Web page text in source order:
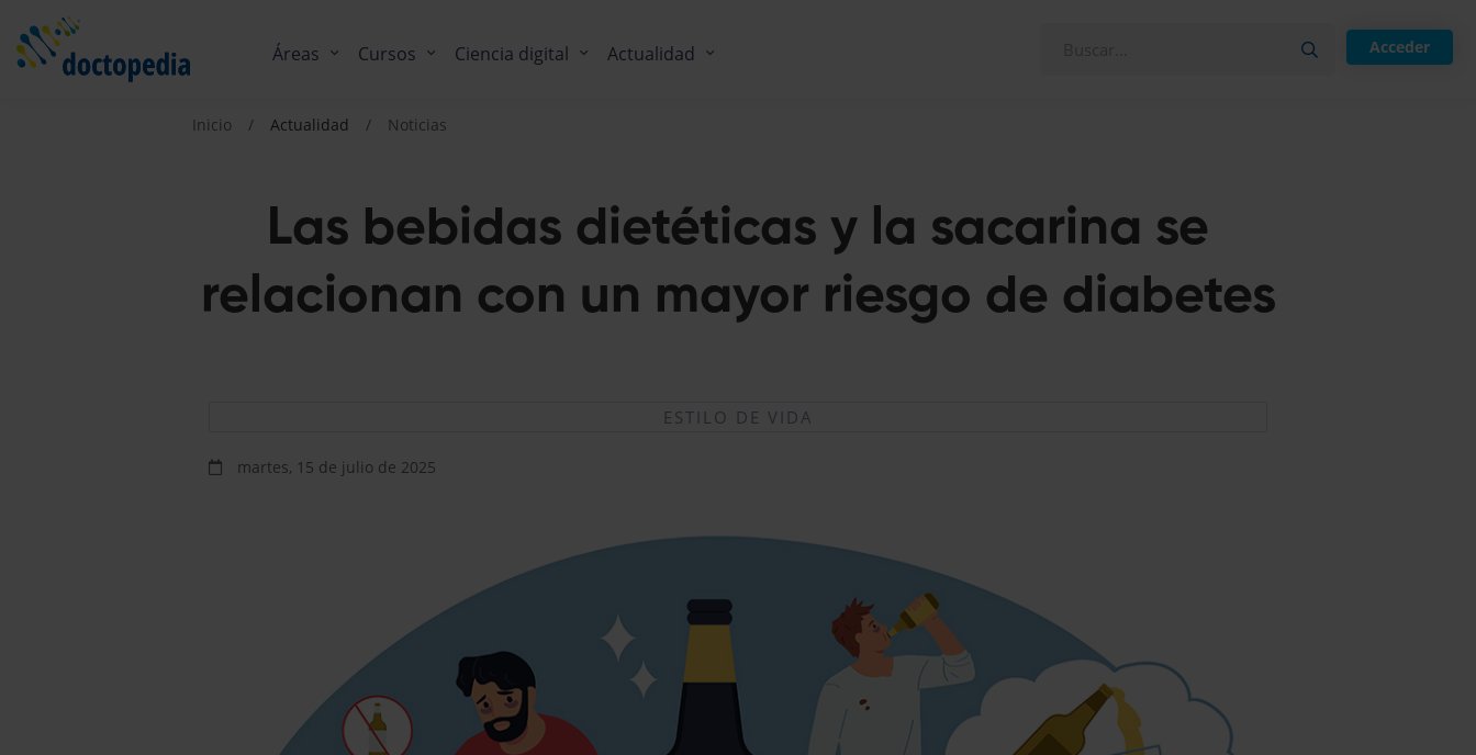
Áreas Cursos Ciencia digital Actualidad Acceder
Las bebidas dietéticas y la sacarina se
relacionan con un mayor riesgo de diabetes
Inicio Actualidad Noticias
ESTILO DE VIDA
martes, 15 de julio de 2025